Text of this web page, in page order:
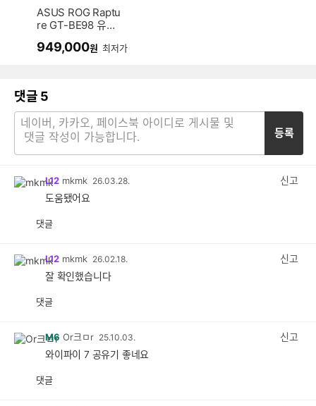
ASUS ROG Raptu
re GT-BE98 유무
949,000원 최저가
댓글 5
등록
L12 mkmk 26.03.28.
신고
도움됐어요
댓글
L12 mkmk 26.02.18.
신고
잘 확인했습니다
댓글
M6 Or크ㅁr 25.10.03.
신고
와이파이 7 공유기 좋네요
댓글